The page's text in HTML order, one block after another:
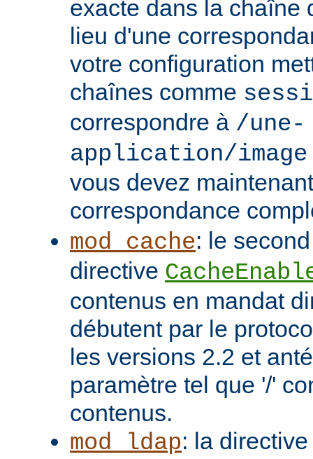
exacte dans la chaîne
lieu d'une
votre configuration
chaînes comme
correspondre à /une-
application/
vous devez
correspondance
mod_cache: le
directive
contenus en mandat
débutent par le
les versions 2.2 et
paramètre tel que '/'
contenus.
mod_ldap: la directive